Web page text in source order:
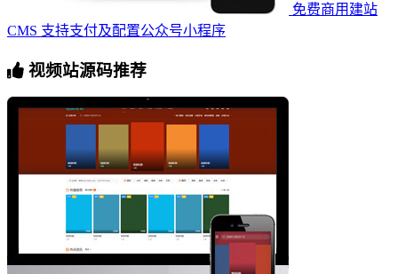
免费商用建站
CMS 支持支付及配置公众号小程序
视频站源码推荐